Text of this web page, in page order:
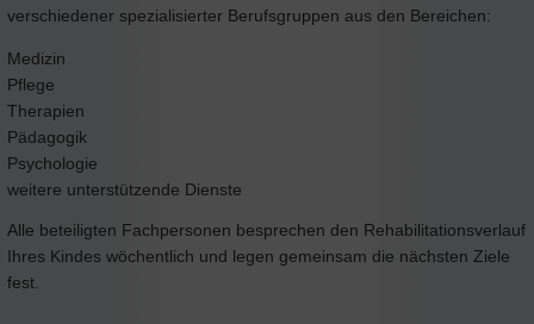
verschiedener spezialisierter Berufsgruppen aus den Bereichen:
Medizin
Pflege
Therapien
Pädagogik
Psychologie
weitere unterstützende Dienste
Alle beteiligten Fachpersonen besprechen den Rehabilitationsverlauf
Ihres Kindes wöchentlich und legen gemeinsam die nächsten Ziele
fest.